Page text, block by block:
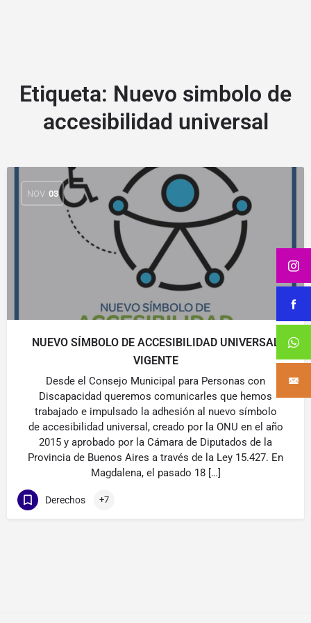
Etiqueta: Nuevo simbolo de
accesibilidad universal
NOV 03
NUEVO SÍMBOLO DE ACCESIBILIDAD UNIVERSAL
VIGENTE
Desde el Consejo Municipal para Personas con
Discapacidad queremos comunicarles que hemos
trabajado e impulsado la adhesión al nuevo símbolo
de accesibilidad universal, creado por la ONU en el año
2015 y aprobado por la Cámara de Diputados de la
Provincia de Buenos Aires a través de la Ley 15.427. En
Magdalena, el pasado 18 […]
Derechos +7